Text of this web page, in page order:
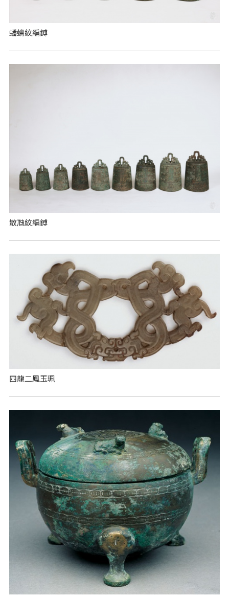
蟠螭紋編鎛
散虺紋編鎛
四龍二鳳玉珮